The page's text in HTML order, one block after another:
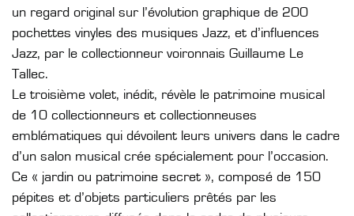
un regard original sur l’évolution graphique de 200
pochettes vinyles des musiques Jazz, et d’influences
Jazz, par le collectionneur voironnais Guillaume Le
Tallec.
Le troisième volet, inédit, révèle le patrimoine musical
de 10 collectionneurs et collectionneuses
emblématiques qui dévoilent leurs univers dans le cadre
d’un salon musical crée spécialement pour l’occasion.
Ce « jardin ou patrimoine secret », composé de 150
pépites et d’objets particuliers prêtés par les